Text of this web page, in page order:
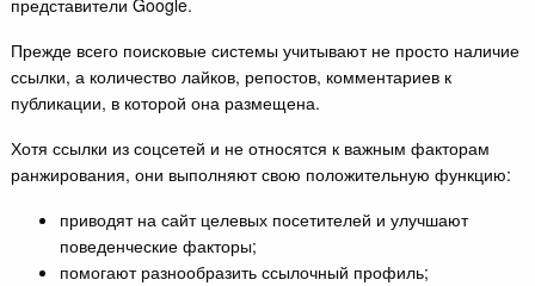
Прежде всего поисковые системы учитывают не просто наличие
ссылки, а количество лайков, репостов, комментариев к
публикации, в которой она размещена.
Хотя ссылки из соцсетей и не относятся к важным факторам
ранжирования, они выполняют свою положительную функцию:
приводят на сайт целевых посетителей и улучшают
поведенческие факторы;
помогают разнообразить ссылочный профиль;